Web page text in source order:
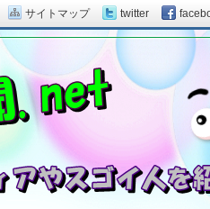
サイトマップ twitter